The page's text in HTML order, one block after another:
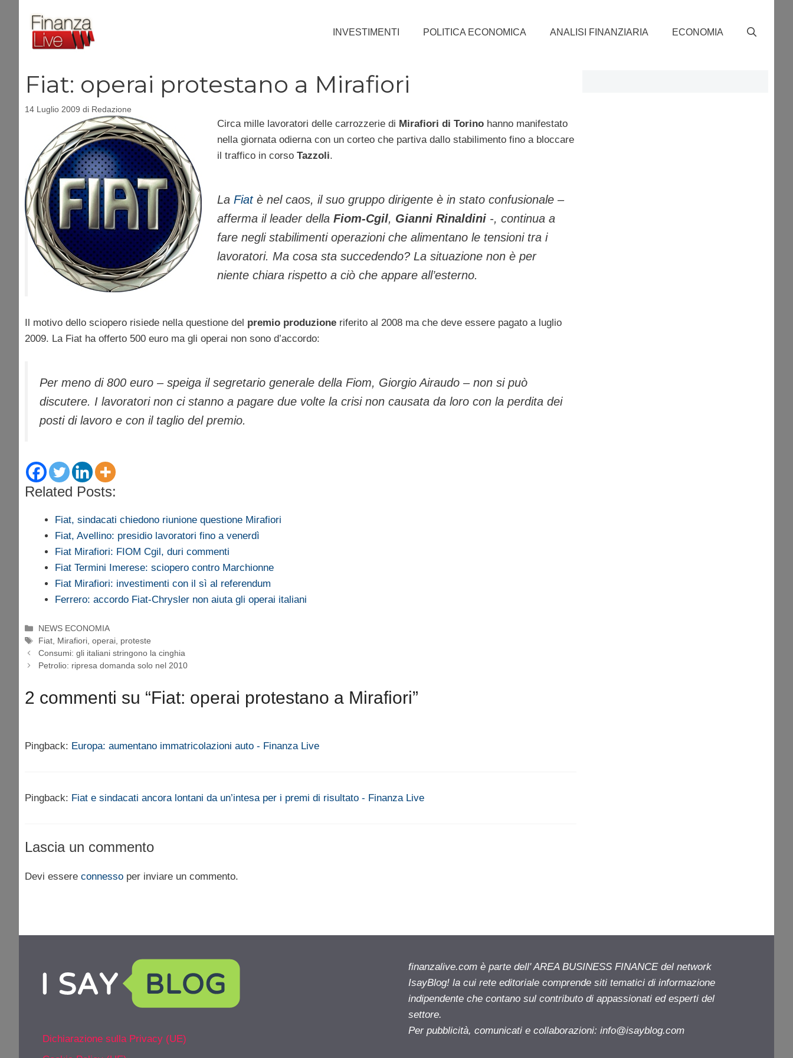
contenuto
INVESTIMENTI POLITICA ECONOMICA ANALISI FINANZIARIA ECONOMIA
Fiat: operai protestano a Mirafiori
14 Luglio 2009 di Redazione
Circa mille lavoratori delle carrozzerie di Mirafiori di Torinohanno manifestato
nella giornata odierna con un corteo che partiva dallo stabilimento fino a bloccare
il traffico in corso Tazzoli.
La Fiatè nel caos, il suo gruppo dirigente è in stato confusionale –
afferma il leaderdella Fiom-Cgil, Gianni Rinaldini-, continua a
fare negli stabilimenti operazioni che alimentano le tensioni tra i
lavoratori. Ma cosa sta succedendo? La situazione non è per
niente chiara rispetto a ciò che appare all’esterno.
Il motivo dello sciopero risiede nella questione del premio produzione riferito al 2008 ma che deve essere pagato a luglio
2009. La Fiat ha offerto 500 euro ma gli operai non sono d’accordo:
Per meno di 800 euro – speiga il segretario generale della Fiom, Giorgio Airaudo – non si può
discutere. I lavoratori non ci stanno a pagare due volte la crisi non causata da loro con la perdita dei
posti di lavoro e con il taglio del premio.
Related Posts:
Fiat, sindacati chiedono riunione questione Mirafiori
Fiat, Avellino: presidio lavoratori fino a venerdì
Fiat Mirafiori: FIOM Cgil, duri commenti
Fiat Termini Imerese: sciopero contro Marchionne
Fiat Mirafiori: investimenti con il sì al referendum
Ferrero: accordo Fiat-Chrysler non aiuta gli operai italiani
Categorie
NEWS ECONOMIA
Tag
Fiat, Mirafiori,operai, proteste
Consumi: gli italiani stringono la cinghia
Petrolio: ripresa domanda solo nel 2010
2 commenti su “Fiat: operai protestano a Mirafiori”
Pingback: Europa: aumentano immatricolazioni auto - Finanza Live
Pingback: Fiat e sindacati ancora lontani da un’intesa per i premi di risultato - Finanza Live
Lascia un commento
Devi essere connesso per inviare un commento.
Dichiarazione sulla Privacy (UE)
finanzalive.com è parte dell' AREA BUSINESS FINANCE del network
IsayBlog! la cui rete editoriale comprende siti tematici di informazione
indipendente che contano sul contributo di appassionati ed esperti del
settore.
Per pubblicità, comunicati e collaborazioni: info@isayblog.com